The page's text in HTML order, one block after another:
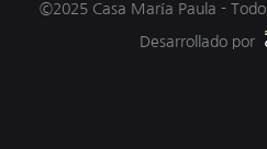
©2025 Casa María Paula -
Desarrollado por